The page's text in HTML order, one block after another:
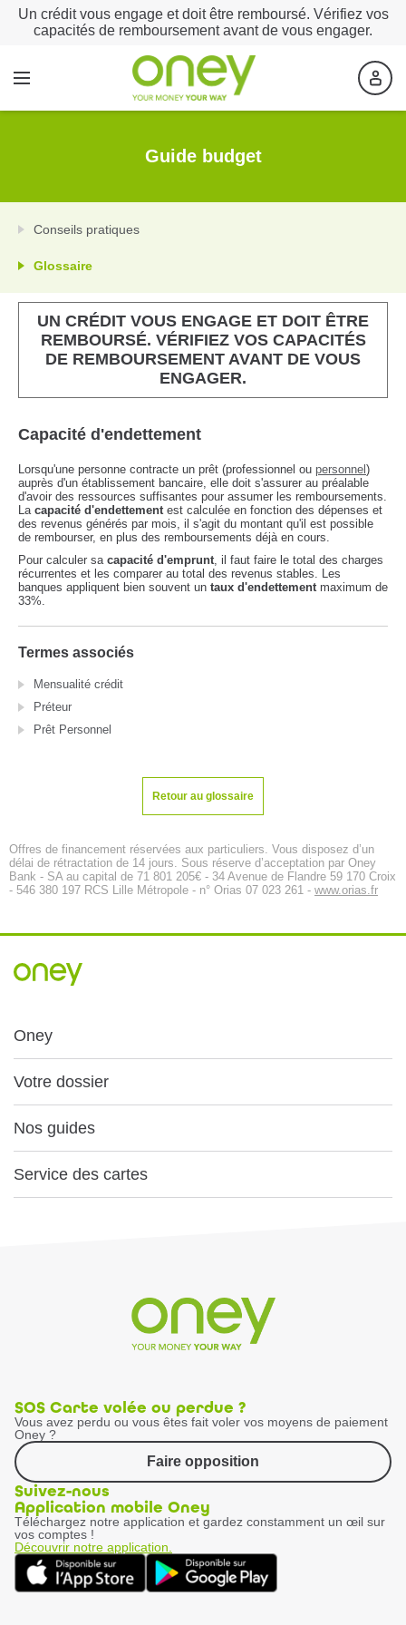
Un crédit vous engage et doit être remboursé. Vérifiez vos
capacités de remboursement avant de vous engager.
Guide budget
Conseils pratiques
Glossaire
UN CRÉDIT VOUS ENGAGE ET DOIT ÊTRE
REMBOURSÉ. VÉRIFIEZ VOS CAPACITÉS
DE REMBOURSEMENT AVANT DE VOUS
ENGAGER.
Capacité d'endettement
Lorsqu'une personne contracte un prêt (professionnel ou personnel )
auprès d'un établissement bancaire, elle doit s'assurer au préalable
d'avoir des ressources suffisantes pour assumer les remboursements.
La capacité d'endettementest calculée en fonction des dépenses et
des revenus générés par mois, il s'agit du montant qu'il est possible
de rembourser, en plus des remboursements déjà en cours.
Pour calculer sa capacité d'emprunt, il faut faire le total des charges
récurrentes et les comparer au total des revenus stables. Les
banques appliquent bien souvent un taux d'endettementmaximum de
33%.
Termes associés
Mensualité crédit
Préteur
Prêt Personnel
Retour au glossaire
Offres de financement réservées aux particuliers. Vous disposez d’un
délai de rétractation de 14 jours. Sous réserve d’acceptation par Oney
Bank - SA au capital de 71 801 205€ - 34 Avenue de Flandre 59 170 Croix
- 546 380 197 RCS Lille Métropole - n° Orias 07 023 261 - www.orias.fr
Oney
Votre dossier
Nos guides
Service des cartes
SOS Carte volée ou perdue ?
Vous avez perdu ou vous êtes fait voler vos moyens de paiement
Oney ?
Faire opposition
Suivez-nous
Application mobile Oney
Téléchargez notre application et gardez constamment un œil sur
vos comptes !
Découvrir notre application.